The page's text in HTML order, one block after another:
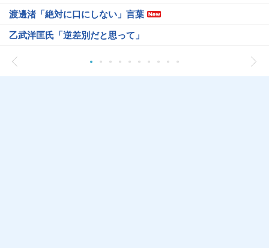
渡邊渚「絶対に口にしない」言葉
乙武洋匡氏「逆差別だと思って」